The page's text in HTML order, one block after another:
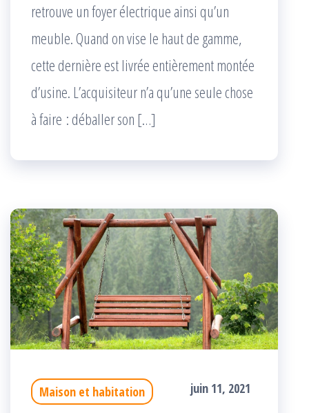
retrouve un foyer électrique ainsi qu’un
meuble. Quand on vise le haut de gamme,
cette dernière est livrée entièrement montée
d’usine. L’acquisiteur n’a qu’une seule chose
à faire : déballer son […]
Maison et habitation juin 11, 2021